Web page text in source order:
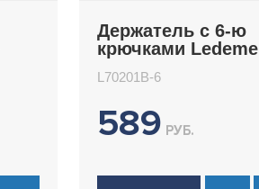
Держатель с 6-ю
крючками Ledeme
L70201B-6
589 РУБ.